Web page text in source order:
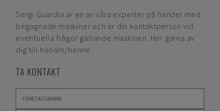
Sergi Guardia är en av våra experter på handel med
begagnade maskiner och är din kontaktperson vid
eventuella frågor gällande maskinen. Hör gärna av
dig till honom/henne.
TA KONTAKT